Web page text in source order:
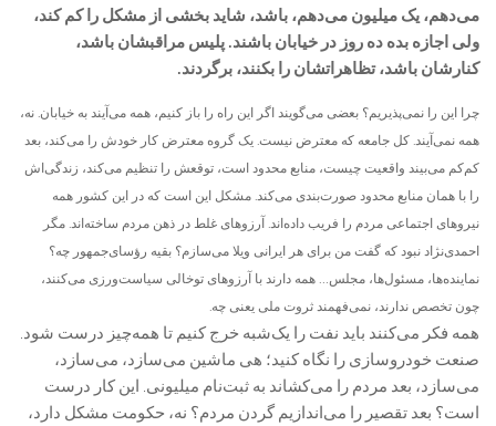
می‌دهم، یک میلیون می‌دهم، باشد، شاید بخشی از مشکل را کم کند،
ولی اجازه بده ده روز در خیابان باشند. پلیس مراقبشان باشد،
کنارشان باشد، تظاهراتشان را بکنند، برگردند.
چرا این را نمی‌پذیریم؟ بعضی‌ می‌گویند اگر این راه را باز کنیم، همه می‌آیند به خیابان. نه،
همه نمی‌آیند. کل جامعه که معترض نیست. یک گروه معترض کار خودش را می‌کند، بعد
کم‌کم می‌بیند واقعیت چیست، منابع محدود است، توقعش را تنظیم می‌کند، زندگی‌اش
را با همان منابع محدود صورت‌بندی می‌کند. مشکل این است که در این کشور همه
نیروهای اجتماعی مردم را فریب داده‌اند. آرزوهای غلط در ذهن مردم ساخته‌اند. مگر
احمدی‌نژاد نبود که گفت من برای هر ایرانی ویلا می‌سازم؟ بقیه رؤسای‌جمهور چه؟
نماینده‌ها، مسئول‌ها، مجلس… همه دارند با آرزوهای توخالی سیاست‌ورزی می‌کنند،
چون تخصص ندارند، نمی‌فهمند ثروت ملی یعنی چه.
همه فکر می‌کنند باید نفت را یک‌شبه خرج کنیم تا همه‌چیز درست شود.
صنعت خودروسازی را نگاه کنید؛ هی ماشین می‌سازد، می‌سازد،
می‌سازد، بعد مردم را می‌کشاند به ثبت‌نام میلیونی. این کار درست
است؟ بعد تقصیر را می‌اندازیم گردن مردم؟ نه، حکومت مشکل دارد،